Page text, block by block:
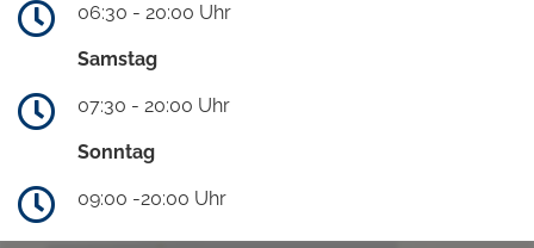
06:30 - 20:00 Uhr
Samstag
07:30 - 20:00 Uhr
Sonntag
09:00 -20:00 Uhr